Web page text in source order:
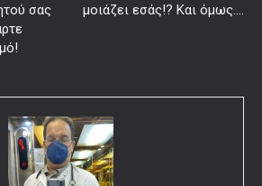
σας
μοιάζει εσάς!? Και όμως….